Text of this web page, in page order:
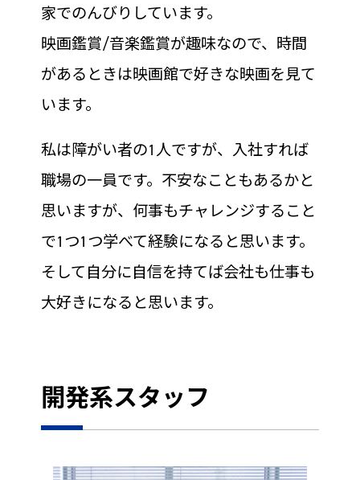
家でのんびりしています。
映画鑑賞/音楽鑑賞が趣味なので、時間
があるときは映画館で好きな映画を見て
います。
私は障がい者の1人ですが、入社すれば
職場の一員です。不安なこともあるかと
思いますが、何事もチャレンジすること
で1つ1つ学べて経験になると思います。
そして自分に自信を持てば会社も仕事も
大好きになると思います。
開発系スタッフ